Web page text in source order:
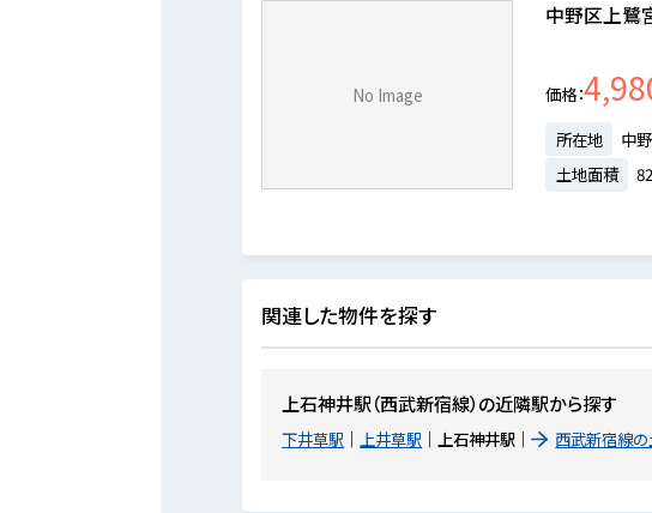
No Image
中野区上鷺
価格
所在地
中
土地面積
関連した物件を探す
上石神井駅（西武新宿線）の近隣駅から探す
下井草駅 上井草駅 上石神井駅 西武新宿線